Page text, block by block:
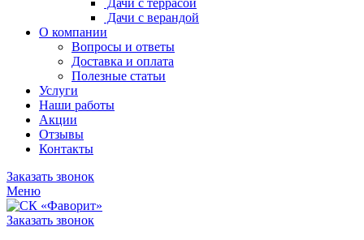
Дачи с террасой
Дачи с верандой
О компании
Вопросы и ответы
Доставка и оплата
Полезные статьи
Услуги
Наши работы
Акции
Отзывы
Контакты
Заказать звонок
Меню
Заказать звонок